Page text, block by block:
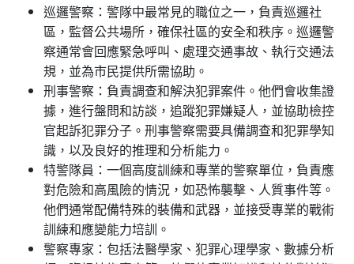
巡邏警察：警隊中最常見的職位之一，負責巡邏社
區，監督公共場所，確保社區的安全和秩序。巡邏警
察通常會回應緊急呼叫、處理交通事故、執行交通法
規，並為市民提供所需協助。
刑事警察：負責調查和解決犯罪案件。他們會收集證
據，進行盤問和訪談，追蹤犯罪嫌疑人，並協助檢控
官起訴犯罪分子。刑事警察需要具備調查和犯罪學知
識，以及良好的推理和分析能力。
特警隊員：一個高度訓練和專業的警察單位，負責應
對危險和高風險的情況，如恐怖襲擊、人質事件等。
他們通常配備特殊的裝備和武器，並接受專業的戰術
訓練和應變能力培訓。
警察專家：包括法醫學家、犯罪心理學家、數據分析